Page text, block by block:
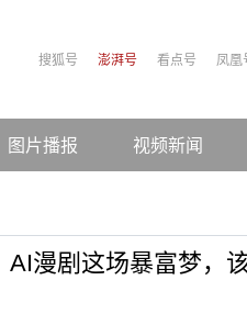
搜狐号 澎湃号 看点号 凤凰
图片播报 视频新闻
漫剧这场暴富梦，